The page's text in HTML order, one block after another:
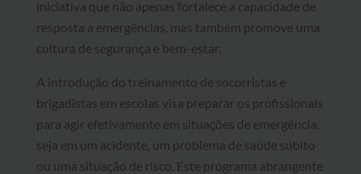
iniciativa que não apenas fortalece a capacidade de
resposta a emergências, mas também promove uma
cultura de segurança e bem-estar.
A introdução do treinamento de socorristas e
brigadistas em escolas visa preparar os profissionais
para agir efetivamente em situações de emergência,
seja em um acidente, um problema de saúde súbito
ou uma situação de risco. Este programa abrangente